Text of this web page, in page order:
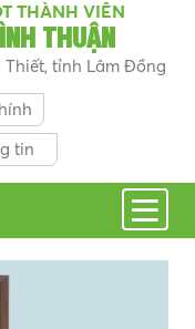
THÀNH VIÊN
THUẬN
Thiết, tỉnh Lâm Đồng
tin